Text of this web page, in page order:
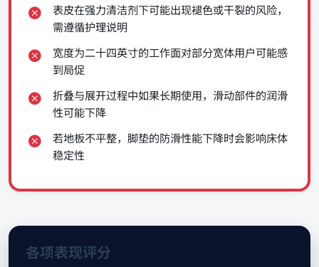
表皮在强力清洁剂下可能出现褪色或干裂的风险，
需遵循护理说明
宽度为二十四英寸的工作面对部分宽体用户可能感
到局促
折叠与展开过程中如果长期使用，滑动部件的润滑
性可能下降
若地板不平整，脚垫的防滑性能下降时会影响床体
稳定性
各项表现评分